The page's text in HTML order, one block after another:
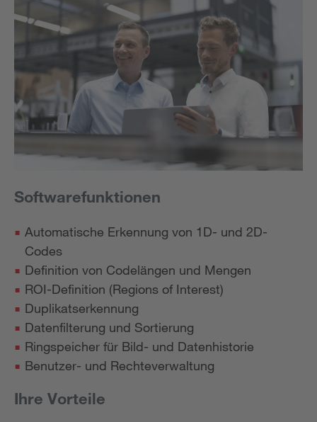
Softwarefunktionen
Automatische Erkennung von 1D- und 2D-
Codes
Definition von Codelängen und Mengen
ROI-Definition (Regions of Interest)
Duplikatserkennung
Datenfilterung und Sortierung
Ringspeicher für Bild- und Datenhistorie
Benutzer- und Rechteverwaltung
Ihre Vorteile